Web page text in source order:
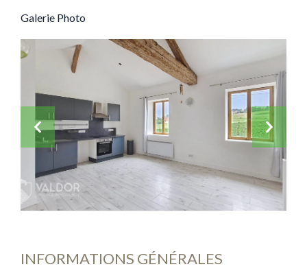
Galerie Photo
INFORMATIONS GÉNÉRALES